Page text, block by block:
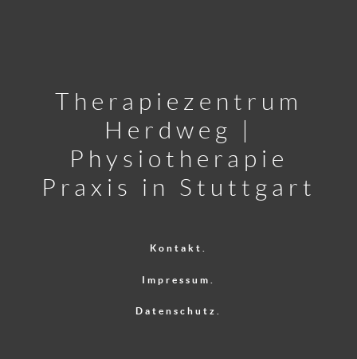
Therapiezentrum
Herdweg |
Physiotherapie
Praxis in Stuttgart
Kontakt.
Impressum.
Datenschutz.